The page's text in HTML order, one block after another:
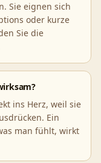
Sie eignen sich
oder kurze
Sie die
ins Herz, weil sie
Ein
man fühlt, wirkt